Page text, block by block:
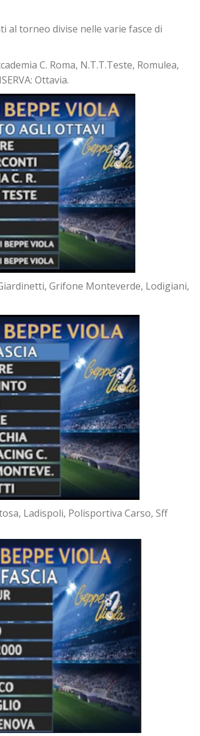
torneo divise nelle varie fasce di
C. Roma, N.T.T.Teste, Romulea,
Ottavia.
Grifone Monteverde, Lodigiani,
Ladispoli, Polisportiva Carso, Sff